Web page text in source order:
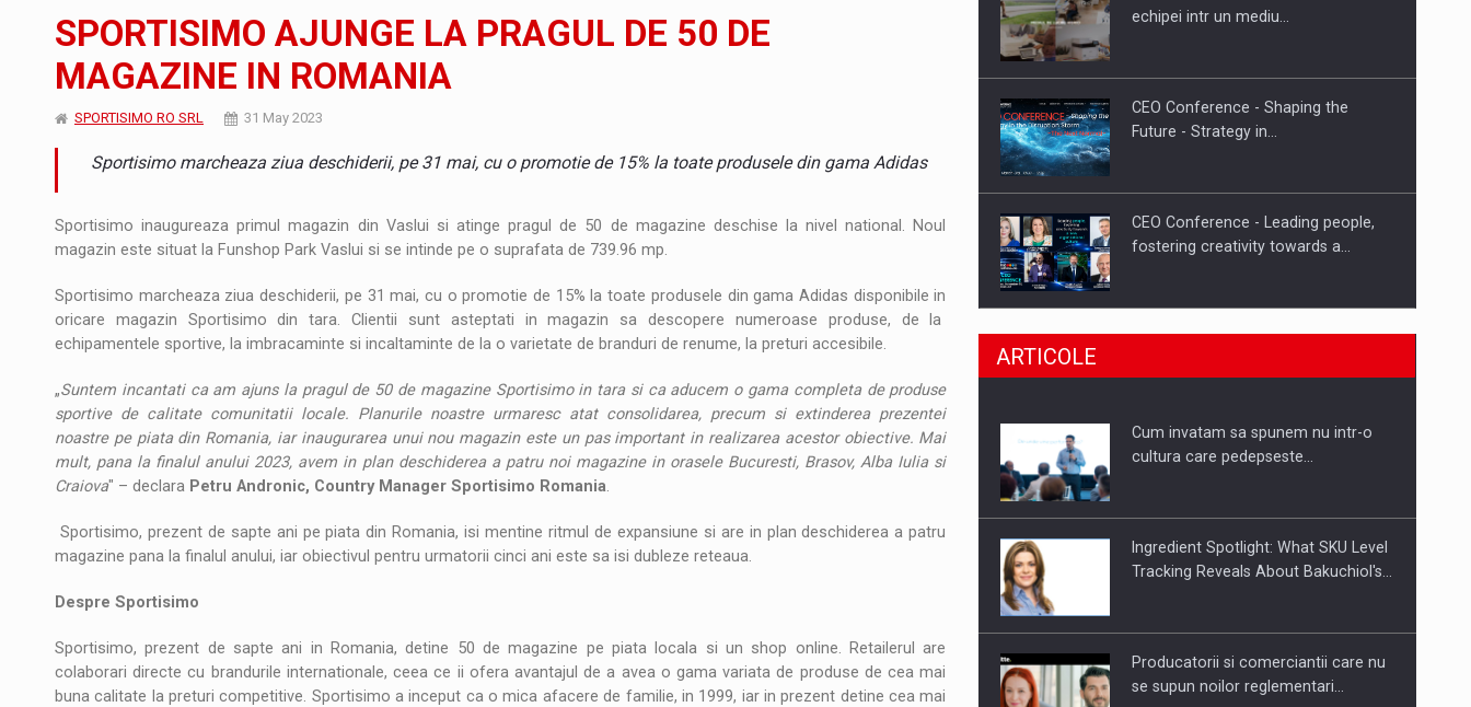
STIRI Orange Cybersecure – noua solutie de securitate cibernetica pentru familie si afaceri
ARTICOLE Energia fotovoltaica, pilon de stabilitate pentru sistemul energetic in contextul starii de alerta
SPORTISIMO AJUNGE LA PRAGUL DE 50 DE
MAGAZINE IN ROMANIA
SPORTISIMO RO SRL 31 May 2023
Sportisimo marcheaza ziua deschiderii, pe 31 mai, cu o promotie de 15% la toate produsele din gama Adidas
Sportisimo inaugureaza primul magazin din Vaslui si atinge pragul de 50 de magazine deschise la nivel national. Noul
magazin este situat la Funshop Park Vaslui si se intinde pe o suprafata de 739.96 mp.
Sportisimo marcheaza ziua deschiderii, pe 31 mai, cu o promotie de 15% la toate produsele din gama Adidas disponibile in
oricare magazin Sportisimo din tara. Clientii sunt asteptati in magazin sa descopere numeroase produse, de la
echipamentele sportive, la imbracaminte si incaltaminte de la o varietate de branduri de renume, la preturi accesibile.
„Suntem incantati ca am ajuns la pragul de 50 de magazine Sportisimo in tara si ca aducem o gama completa de produse
sportive de calitate comunitatii locale. Planurile noastre urmaresc atat consolidarea, precum si extinderea prezentei
noastre pe piata din Romania, iar inaugurarea unui nou magazin este un pas important in realizarea acestor obiective. Mai
mult, pana la finalul anului 2023, avem in plan deschiderea a patru noi magazine in orasele Bucuresti, Brasov, Alba Iulia si
Craiova" – declara Petru Andronic, Country Manager Sportisimo Romania.
Sportisimo, prezent de sapte ani pe piata din Romania, isi mentine ritmul de expansiune si are in plan deschiderea a patru
magazine pana la finalul anului, iar obiectivul pentru urmatorii cinci ani este sa isi dubleze reteaua.
Despre Sportisimo
Sportisimo, prezent de sapte ani in Romania, detine 50 de magazine pe piata locala si un shop online. Retailerul are
colaborari directe cu brandurile internationale, ceea ce ii ofera avantajul de a avea o gama variata de produse de cea mai
buna calitate la preturi competitive. Sportisimo a inceput ca o mica afacere de familie, in 1999, iar in prezent detine cea mai
Fondul de investitii BoldMind si
echipei intr un mediu…
CEO Conference - Shaping the
Future - Strategy in…
CEO Conference - Leading people,
fostering creativity towards a…
CEO Conference - Shaping The
Webinar - Business Evolution-
ARTICOLE
Cum invatam sa spunem nu intr-o
cultura care pedepseste…
Ingredient Spotlight: What SKU Level
Tracking Reveals About Bakuchiol's…
Producatorii si comerciantii care nu
se supun noilor reglementari…